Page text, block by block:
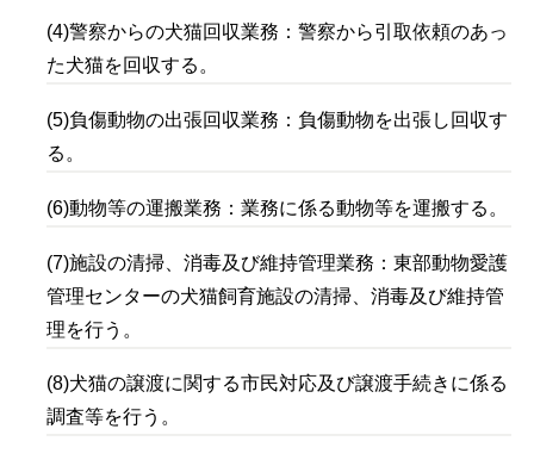
(4)警察からの犬猫回収業務：警察から引取依頼のあっ
た犬猫を回収する。
(5)負傷動物の出張回収業務：負傷動物を出張し回収す
る。
(6)動物等の運搬業務：業務に係る動物等を運搬する。
(7)施設の清掃、消毒及び維持管理業務：東部動物愛護
管理センターの犬猫飼育施設の清掃、消毒及び維持管
理を行う。
(8)犬猫の譲渡に関する市民対応及び譲渡手続きに係る
調査等を行う。